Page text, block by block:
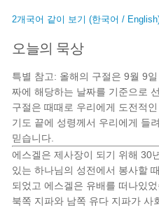
2개국어 같이 보기 (한국어 /
오늘의 묵상
특별 참고: 올해의 구절은 9월 9
짜에 해당하는 날짜를 기준으로
구절은 때때로 우리에게 도전적
기도 끝에 성령께서 우리에게 들
믿습니다.
에스겔은 제사장이 되기 위해 30
있는 하나님의 성전에서 봉사할
되었고 에스겔은 유배를 떠나있
북쪽 지파와 남쪽 유다 지파가 사